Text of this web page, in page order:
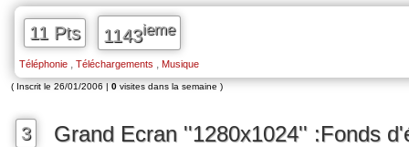
11 Pts 1143ieme
Téléphonie Téléchargements Musique
( Inscrit le 26/01/2006 | 0 visites dans la semaine )
3
Grand Ecran ''1280x1024'' :Fonds